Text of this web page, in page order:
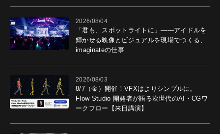
2026/08/04
「君も、スポットライトに」――アイドルを
輝かせる映像とビジュアルを現場でつくる、
imaginateの仕事
2026/08/03
8/7（金）開催！VFXはよりシンプルに。
Flow Studio 開発者が語る次世代のAI・CGワ
ークフロー【来日講演】